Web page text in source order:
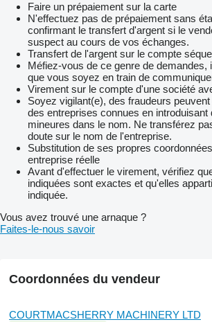
Faire un prépaiement sur la carte
N'effectuez pas de prépaiement sans
confirmant le transfert d'argent si le
suspect au cours de vos échanges.
Transfert de l'argent sur le compte
Méfiez-vous de ce genre de demandes,
que vous soyez en train de
Virement sur le compte d'une société
Soyez vigilant(e), des fraudeurs
des entreprises connues en introduisant
mineures dans le nom. Ne transférez
doute sur le nom de l'entreprise.
Substitution de ses propres
entreprise réelle
Avant d'effectuer le virement, vérifiez
indiquées sont exactes et qu'elles
indiquée.
Vous avez trouvé une arnaque ?
Faites-le-nous savoir
Coordonnées du vendeur
COURTMACSHERRY MACHINERY LTD